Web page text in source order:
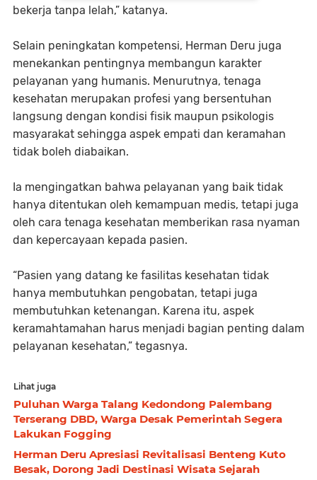
bekerja tanpa lelah,” katanya.
Selain peningkatan kompetensi, Herman Deru juga
menekankan pentingnya membangun karakter
pelayanan yang humanis. Menurutnya, tenaga
kesehatan merupakan profesi yang bersentuhan
langsung dengan kondisi fisik maupun psikologis
masyarakat sehingga aspek empati dan keramahan
tidak boleh diabaikan.
Ia mengingatkan bahwa pelayanan yang baik tidak
hanya ditentukan oleh kemampuan medis, tetapi juga
oleh cara tenaga kesehatan memberikan rasa nyaman
dan kepercayaan kepada pasien.
“Pasien yang datang ke fasilitas kesehatan tidak
hanya membutuhkan pengobatan, tetapi juga
membutuhkan ketenangan. Karena itu, aspek
keramahtamahan harus menjadi bagian penting dalam
pelayanan kesehatan,” tegasnya.
Lihat juga
Puluhan Warga Talang Kedondong Palembang
Terserang DBD, Warga Desak Pemerintah Segera
Lakukan Fogging
Herman Deru Apresiasi Revitalisasi Benteng Kuto
Besak, Dorong Jadi Destinasi Wisata Sejarah